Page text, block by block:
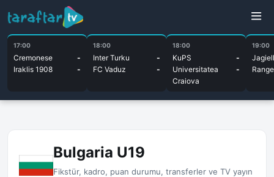
17:00
Cremonese
-
Iraklis 1908
-
18:00
Inter Turku
-
FC Vaduz
-
18:00
KuPS
-
Universitatea
Craiova
-
19:00
Bulgaria U19
Fikstür, kadro, puan durumu, transferler ve TV yayın